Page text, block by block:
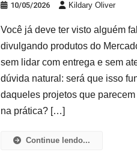
10/05/2026 Kildary Oliver
Você já deve ter visto alguém
divulgando produtos do
sem lidar com entrega e sem
dúvida natural: será que isso
daqueles projetos que
na prática? […]
Continue lendo...